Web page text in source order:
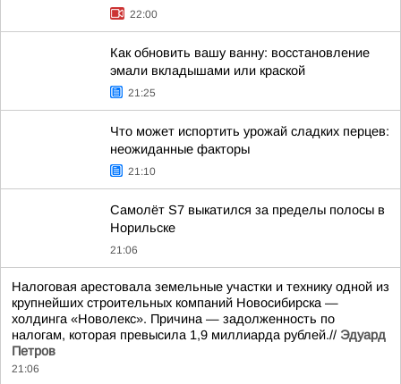
22:00
Как обновить вашу ванну: восстановление
эмали вкладышами или краской
21:25
Что может испортить урожай сладких перцев:
неожиданные факторы
21:10
Самолёт S7 выкатился за пределы полосы в
Норильске
21:06
Налоговая арестовала земельные участки и технику одной из
крупнейших строительных компаний Новосибирска —
холдинга «Новолекс». Причина — задолженность по
налогам, которая превысила 1,9 миллиарда рублей.// Эдуард
Петров
21:06